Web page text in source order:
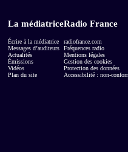
La médiatrice
Écrire à la médiatrice
Messages d’auditeurs
Actualités
Émissions
Vidéos
Plan du site
Radio France
radiofrance.com
Fréquences radio
Mentions légales
Gestion des cookies
Protection des données
Accessibilité : non-